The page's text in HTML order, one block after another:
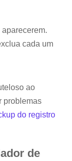
cada um
ao
problemas
do registro
de